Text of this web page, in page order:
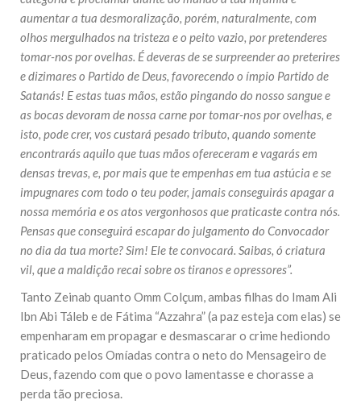
aumentar a tua desmoralização, porém, naturalmente, com
olhos mergulhados na tristeza e o peito vazio, por pretenderes
tomar-nos por ovelhas. É deveras de se surpreender ao preterires
e dizimares o Partido de Deus, favorecendo o ímpio Partido de
Satanás! E estas tuas mãos, estão pingando do nosso sangue e
as bocas devoram de nossa carne por tomar-nos por ovelhas, e
isto, pode crer, vos custará pesado tributo, quando somente
encontrarás aquilo que tuas mãos ofereceram e vagarás em
densas trevas, e, por mais que te empenhas em tua astúcia e se
impugnares com todo o teu poder, jamais conseguirás apagar a
nossa memória e os atos vergonhosos que praticaste contra nós.
Pensas que conseguirá escapar do julgamento do Convocador
no dia da tua morte? Sim! Ele te convocará. Saibas, ó criatura
vil, que a maldição recai sobre os tiranos e opressores”.
Tanto Zeinab quanto Omm Colçum, ambas filhas do Imam Ali
Ibn Abi Táleb e de Fátima “Azzahra” (a paz esteja com elas) se
empenharam em propagar e desmascarar o crime hediondo
praticado pelos Omíadas contra o neto do Mensageiro de
Deus, fazendo com que o povo lamentasse e chorasse a
perda tão preciosa.